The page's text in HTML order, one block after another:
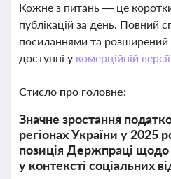
Кожне з питань — це
публікацій за день. Повний
посиланнями та розширений
доступні у комерційній
Стисло про головне:
Значне зростання
регіонах України у 2025
позиція Держпраці щодо
у контексті соціальних